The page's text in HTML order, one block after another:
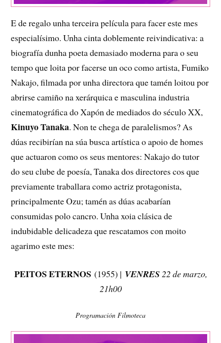
E de regalo unha terceira película para facer este mes
especialísimo. Unha cinta doblemente reivindicativa: a
biografía dunha poeta demasiado moderna para o seu
tempo que loita por facerse un oco como artista, Fumiko
Nakajo, filmada por unha directora que tamén loitou por
abrirse camiño na xerárquica e masculina industria
cinematográfica do Xapón de mediados do século XX,
Kinuyo Tanaka. Non te chega de paralelismos? As
dúas recibirían na súa busca artística o apoio de homes
que actuaron como os seus mentores: Nakajo do tutor
do seu clube de poesía, Tanaka dos directores cos que
previamente traballara como actriz protagonista,
principalmente Ozu; tamén as dúas acabarían
consumidas polo cancro. Unha xoia clásica de
indubidable delicadeza que rescatamos con moito
agarimo este mes:
PEITOS ETERNOS (1955) | VENRES22 de marzo,
21h00
Programación Filmoteca